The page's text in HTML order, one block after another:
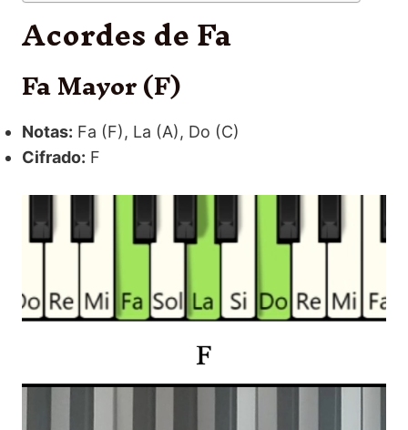
Acordes de Fa
Fa Mayor (F)
Notas: Fa (F), La (A), Do (C)
Cifrado: F